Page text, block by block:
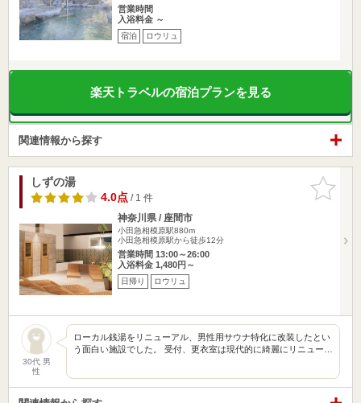
営業時間
入浴料金 ～
宿泊 ロウリュ
楽天トラベルの宿泊プランを見る
関連情報から探す
お気に入
りに追加
しずの湯
4.0点/ 1 件
神奈川県 / 座間市
小田急相模原駅880m
小田急相模原駅から徒歩12分
営業時間 13:00～26:00
入浴料金 1,480円～
日帰り ロウリュ
30代 男
性
ローカル銭湯をリニューアル、男性用サウナ特化に改装したとい
う面白い施設でした。 受付、更衣室は現代的に綺麗にリニュー…